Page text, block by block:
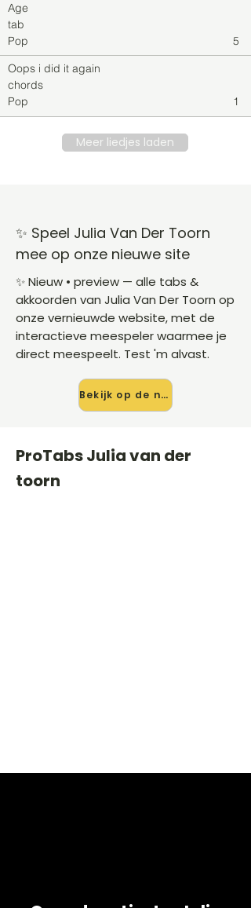
Age
tab
Pop
5
Oops i did it again
chords
Pop
1
Meer liedjes laden
✨ Speel Julia Van Der Toorn
mee op onze nieuwe site
✨ Nieuw • preview — alle tabs &
akkoorden van Julia Van Der Toorn op
onze vernieuwde website, met de
interactieve meespeler waarmee je
direct meespeelt. Test 'm alvast.
Bekijk op de nieuwe site →
ProTabs Julia van der
toorn